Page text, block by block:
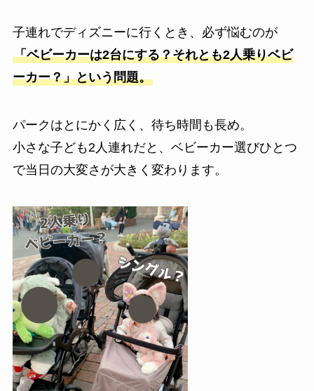
子連れでディズニーに行くとき、必ず悩むのが
「ベビーカーは2台にする？それとも2人乗りベビ
ーカー？」という問題。
パークはとにかく広く、待ち時間も長め。
小さな子ども2人連れだと、ベビーカー選びひとつ
で当日の大変さが大きく変わります。